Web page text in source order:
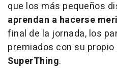
que los más pequeños
aprendan a hacerse
final de la jornada, los
premiados con su propio
SuperThing.